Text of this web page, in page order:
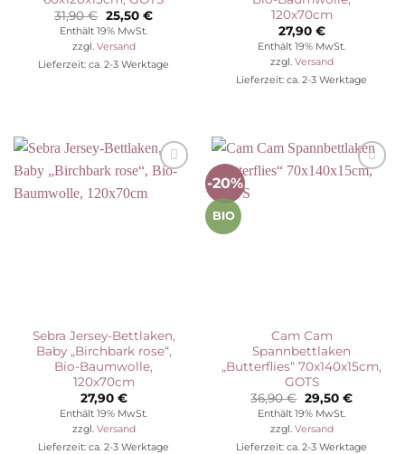
31,90€ Ursprünglicher
Preis
war:
31,90 €
25,50 €Aktueller
Enthält 19% MwSt.
zzgl. Versand
Lieferzeit: ca. 2-3 Werktage
120x70cm
27,90 €
Enthält 19% MwSt.
zzgl. Versand
Lieferzeit: ca. 2-3 Werktage
Wunschliste
Sebra Jersey-Bettlaken,
Baby „Birchbark rose“,
Bio-Baumwolle,
120x70cm
27,90 €
Enthält 19% MwSt.
zzgl. Versand
Lieferzeit: ca. 2-3 Werktage
-20%
BIO
Cam Cam
Spannbettlaken
„Butterflies“ 70x140x15cm,
GOTS
36,90€ Ursprünglicher
Preis
war:
36,90 €
29,50 €
Enthält 19% MwSt.
zzgl. Versand
Lieferzeit: ca. 2-3 Werktage